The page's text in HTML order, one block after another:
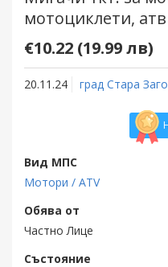
мотоциклети, атв
€10.22 (19.99 лв)
20.11.24 град Стара
Вид МПС
Мотори / ATV
Обява от
Частно Лице
Състояние